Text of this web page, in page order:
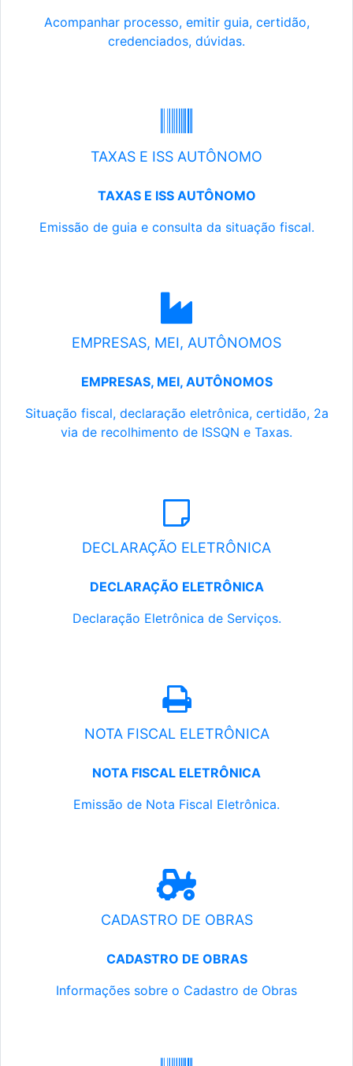
Acompanhar processo, emitir guia, certidão,
credenciados, dúvidas.
TAXAS E ISS AUTÔNOMO
TAXAS E ISS AUTÔNOMO
Emissão de guia e consulta da situação fiscal.
EMPRESAS, MEI, AUTÔNOMOS
EMPRESAS, MEI, AUTÔNOMOS
Situação fiscal, declaração eletrônica, certidão, 2a
via de recolhimento de ISSQN e Taxas.
DECLARAÇÃO ELETRÔNICA
DECLARAÇÃO ELETRÔNICA
Declaração Eletrônica de Serviços.
NOTA FISCAL ELETRÔNICA
NOTA FISCAL ELETRÔNICA
Emissão de Nota Fiscal Eletrônica.
CADASTRO DE OBRAS
CADASTRO DE OBRAS
Informações sobre o Cadastro de Obras